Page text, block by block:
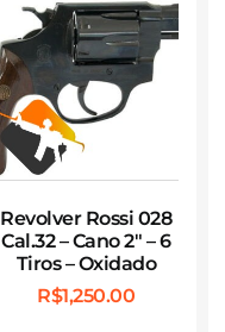
Revolver Rossi 028
Cal.32 – Cano 2″ – 6
Tiros – Oxidado
R$1,250.00